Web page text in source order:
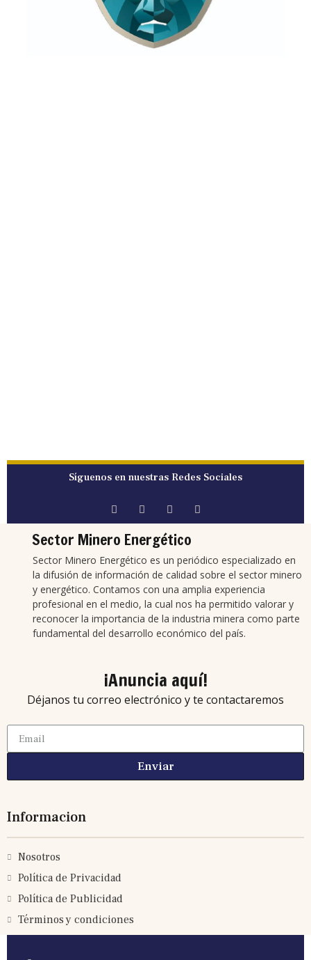
Síguenos en nuestras Redes Sociales
Sector Minero Energético
Sector Minero Energético es un periódico especializado en
la difusión de información de calidad sobre el sector minero
y energético. Contamos con una amplia experiencia
profesional en el medio, la cual nos ha permitido valorar y
reconocer la importancia de la industria minera como parte
fundamental del desarrollo económico del país.
¡Anuncia aquí!
Déjanos tu correo electrónico y te contactaremos
Enviar
Informacion
Nosotros
Política de Privacidad
Política de Publicidad
Términos y condiciones